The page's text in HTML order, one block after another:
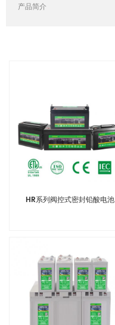
产品简介
HR系列阀控式密封铅酸电池